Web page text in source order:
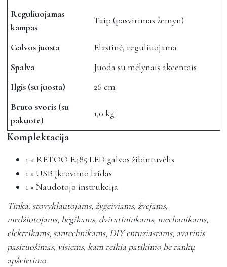
Reguliuojamas
kampas
Taip (pasvirimas žemyn)
Galvos juosta
Elastinė, reguliuojama
Spalva
Juoda su mėlynais akcentais
Ilgis (su juosta)
26 cm
Bruto svoris (su
pakuote)
1,0 kg
Komplektacija
1 × RETOO E485 LED galvos žibintuvėlis
1 × USB įkrovimo laidas
1 × Naudotojo instrukcija
Tinka: stovyklautojams, žygeiviams, žvejams,
medžiotojams, bėgikams, dviratininkams, mechanikams,
elektrikams, santechnikams, DIY entuziastams, avarinis
pasiruošimas, visiems, kam reikia patikimo be rankų
apšvietimo.